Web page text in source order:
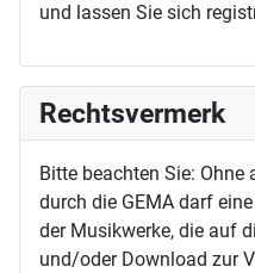
und lassen Sie sich
Rechtsvermerk
Bitte beachten Sie:
durch die GEMA darf
der Musikwerke, die auf
und/oder Download zur